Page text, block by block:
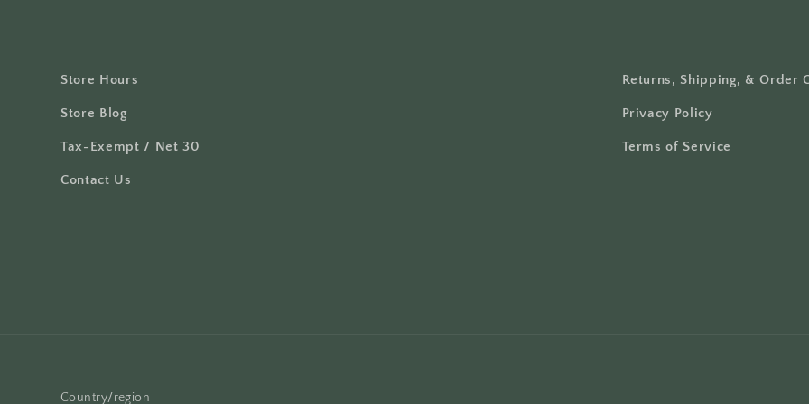
Store Hours
Store Blog
Tax-Exempt / Net 30
Contact Us
Returns, Shipping, & Order
Privacy Policy
Terms of Service
Country/region